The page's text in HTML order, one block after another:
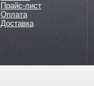
Прайс-лист
Оплата
Доставка